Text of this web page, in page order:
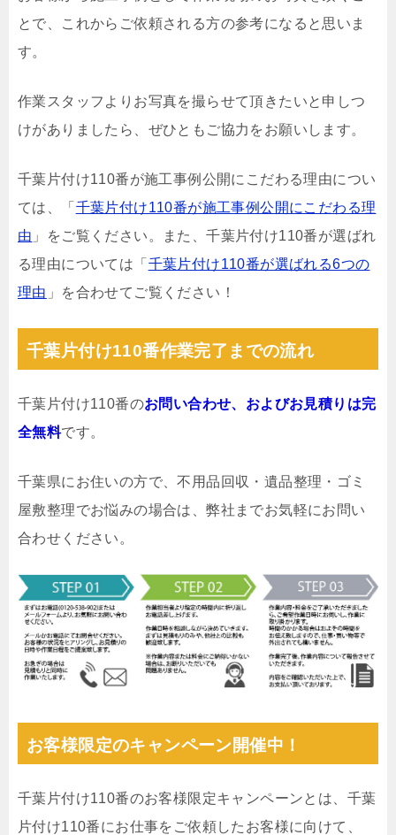
とで、これからご依頼される方の参考になると思いま
す。
作業スタッフよりお写真を撮らせて頂きたいと申しつ
けがありましたら、ぜひともご協力をお願いします。
千葉片付け110番が施工事例公開にこだわる理由につい
ては、「 千葉片付け110番が施工事例公開にこだわる理
由 」をご覧ください。また、千葉片付け110番が選ばれ
る理由については「 千葉片付け110番が選ばれる6つの
理由 」を合わせてご覧ください！
千葉片付け110番作業完了までの流れ
千葉片付け110番のお問い合わせ、およびお見積りは完
全無料です。
千葉県にお住いの方で、不用品回収・遺品整理・ゴミ
屋敷整理でお悩みの場合は、弊社までお気軽にお問い
合わせください。
お客様限定のキャンペーン開催中！
千葉片付け110番のお客様限定キャンペーンとは、千葉
片付け110番にお仕事をご依頼したお客様に向けて、